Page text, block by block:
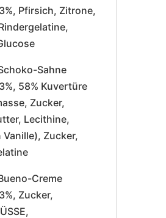
Pfirsich, Zitrone,
Sahne
58% Kuvertüre
Zucker,
Lecithine,
Vanille), Zucker,
Creme
Zucker,